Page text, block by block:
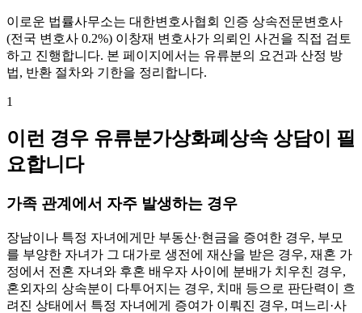
이로운 법률사무소는 대한변호사협회 인증 상속전문변호사
(전국 변호사 0.2%) 이창재 변호사가 의뢰인 사건을 직접 검토
하고 진행합니다. 본 페이지에서는 유류분의 요건과 산정 방
법, 반환 절차와 기한을 정리합니다.
1
이런 경우 유류분가상화폐상속 상담이 필
요합니다
가족 관계에서 자주 발생하는 경우
장남이나 특정 자녀에게만 부동산·현금을 증여한 경우, 부모
를 부양한 자녀가 그 대가로 생전에 재산을 받은 경우, 재혼 가
정에서 전혼 자녀와 후혼 배우자 사이에 분배가 치우친 경우,
혼외자의 상속분이 다투어지는 경우, 치매 등으로 판단력이 흐
려진 상태에서 특정 자녀에게 증여가 이뤄진 경우, 며느리·사